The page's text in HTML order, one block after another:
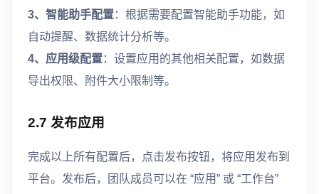
3、智能助手配置：根据需要配置智能助手功能，如
自动提醒、数据统计分析等。
4、应用级配置：设置应用的其他相关配置，如数据
导出权限、附件大小限制等。
2.7 发布应用
完成以上所有配置后，点击发布按钮，将应用发布到
平台。发布后，团队成员可以在 “应用” 或 “工作台”